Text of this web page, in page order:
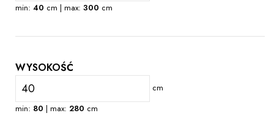
min: 40 cm | max: 300 cm
WYSOKOŚĆ
cm
min: 80 | max: 280 cm